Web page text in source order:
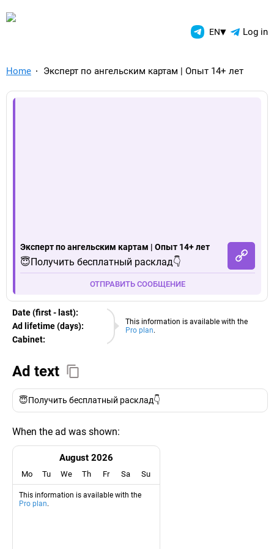
TelegramAds.com — EN▾ Log in
Home Эксперт по ангельским картам | Опыт 14+ лет
Эксперт по ангельским картам | Опыт 14+ лет
😇Получить бесплатный расклад👇
ОТПРАВИТЬ СООБЩЕНИЕ
This information is available with the
Pro plan.
Date (first - last):
09.08.2026
Ad lifetime (days):
Cabinet:
EURO
Ad text
😇Получить бесплатный расклад👇
When the ad was shown:
August 2026
Mo Tu We Th Fr Sa Su
This information is available with the
Pro plan.